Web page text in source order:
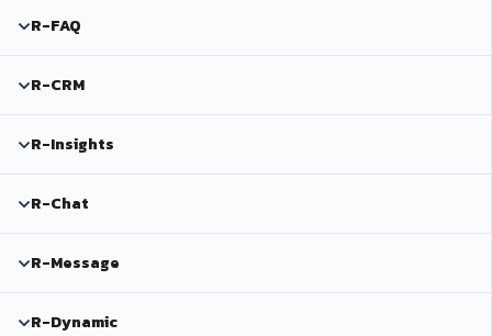
R-FAQ
R-CRM
R-Insights
R-Chat
R-Message
R-Dynamic